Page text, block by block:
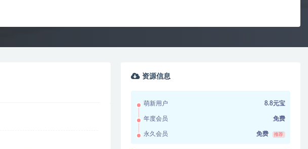
资源信息
萌新用户 8.8元宝
年度会员 免费
永久会员 免费 推荐